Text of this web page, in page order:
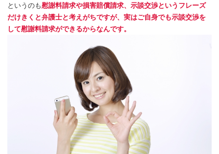
というのも慰謝料請求や損害賠償請求、示談交渉というフレーズ
だけきくと弁護士と考えがちですが、実はご自身でも示談交渉を
して慰謝料請求ができるからなんです。